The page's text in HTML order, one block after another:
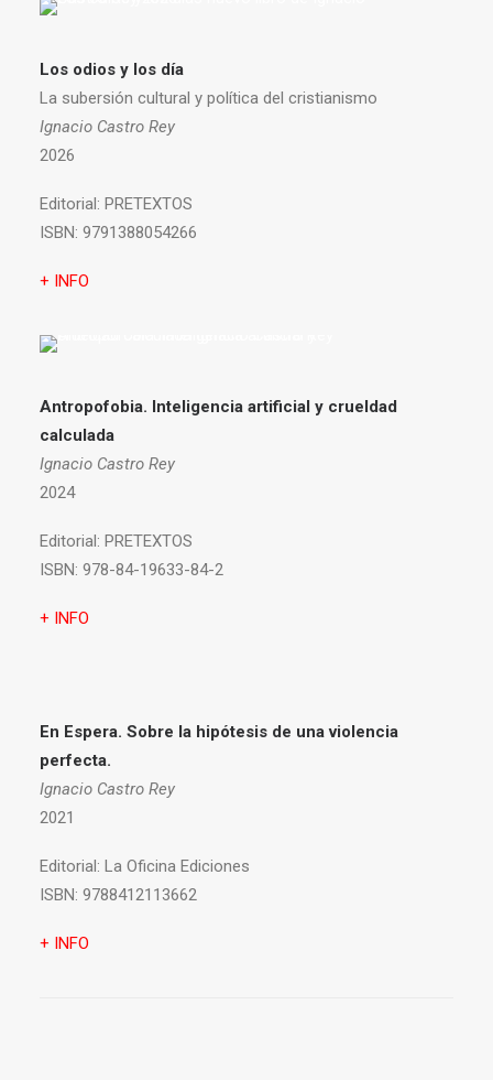
Los odios y los día
La subersión cultural y política del cristianismo
Ignacio Castro Rey
2026
Editorial: PRETEXTOS
ISBN: 9791388054266
+ INFO
Antropofobia. Inteligencia artificial y crueldad
calculada
Ignacio Castro Rey
2024
Editorial: PRETEXTOS
ISBN: 978-84-19633-84-2
+ INFO
En Espera. Sobre la hipótesis de una violencia
perfecta.
Ignacio Castro Rey
2021
Editorial: La Oficina Ediciones
ISBN: 9788412113662
+ INFO